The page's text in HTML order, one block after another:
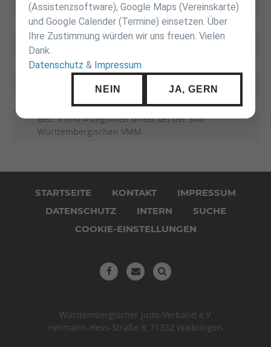
TSG Backnang II
TSG Backnang I
JT Steinheim
JC Bietigheim
Bez. 3 und 4 beginnen direkt bei der Süd
Württembergischen VMM
überspringen
STARTSEITE KONTAKT
IMPRESSUM
DATENSCHUTZ
INTERN
SUCHE
COOKIE-EINSTELLUNGEN
Württembergischer Judo-Verband e.V.
Hermann-Hess-Straße 8, 71332 Waiblingen
(Assistenzsoftware), Google Maps (Vereinskarte)
und Google Calender (Termine) einsetzen. Über
Ihre Zustimmung würden wir uns freuen. Vielen
Dank.
Datenschutz & Impressum
NEIN JA, GERN